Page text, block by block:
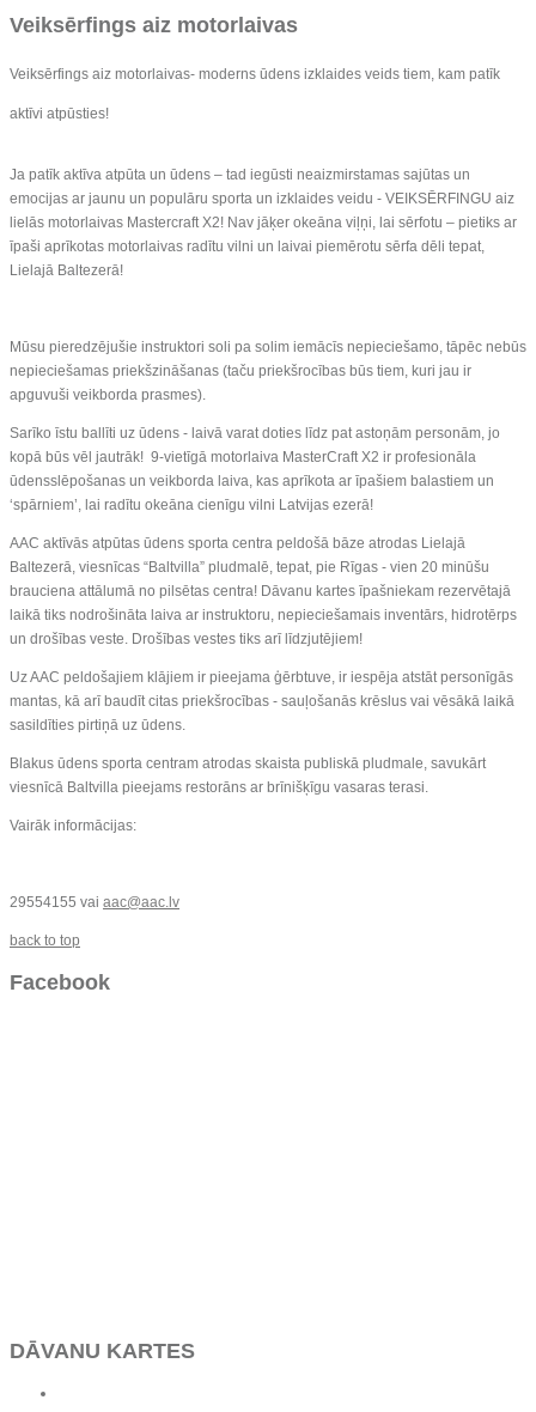
Veiksērfings aiz motorlaivas
Veiksērfings aiz motorlaivas- moderns ūdens izklaides veids tiem, kam patīk
aktīvi atpūsties!
Ja patīk aktīva atpūta un ūdens – tad iegūsti neaizmirstamas sajūtas un
emocijas ar jaunu un populāru sporta un izklaides veidu - VEIKSĒRFINGU aiz
lielās motorlaivas Mastercraft X2! Nav jāķer okeāna viļņi, lai sērfotu – pietiks ar
īpaši aprīkotas motorlaivas radītu vilni un laivai piemērotu sērfa dēli tepat,
Lielajā Baltezerā!
Mūsu pieredzējušie instruktori soli pa solim iemācīs nepieciešamo, tāpēc nebūs
nepieciešamas priekšzināšanas (taču priekšrocības būs tiem, kuri jau ir
apguvuši veikborda prasmes).
Sarīko īstu ballīti uz ūdens - laivā varat doties līdz pat astoņām personām, jo
kopā būs vēl jautrāk! 9-vietīgā motorlaiva MasterCraft X2 ir profesionāla
ūdensslēpošanas un veikborda laiva, kas aprīkota ar īpašiem balastiem un
‘spārniem’, lai radītu okeāna cienīgu vilni Latvijas ezerā!
AAC aktīvās atpūtas ūdens sporta centra peldošā bāze atrodas Lielajā
Baltezerā, viesnīcas “Baltvilla” pludmalē, tepat, pie Rīgas - vien 20 minūšu
brauciena attālumā no pilsētas centra! Dāvanu kartes īpašniekam rezervētajā
laikā tiks nodrošināta laiva ar instruktoru, nepieciešamais inventārs, hidrotērps
un drošības veste. Drošības vestes tiks arī līdzjutējiem!
Uz AAC peldošajiem klājiem ir pieejama ģērbtuve, ir iespēja atstāt personīgās
mantas, kā arī baudīt citas priekšrocības - sauļošanās krēslus vai vēsākā laikā
sasildīties pirtiņā uz ūdens.
Blakus ūdens sporta centram atrodas skaista publiskā pludmale, savukārt
viesnīcā Baltvilla pieejams restorāns ar brīnišķīgu vasaras terasi.
Vairāk informācijas:
29554155 vai aac@aac.lv
back to top
Facebook
DĀVANU KARTES